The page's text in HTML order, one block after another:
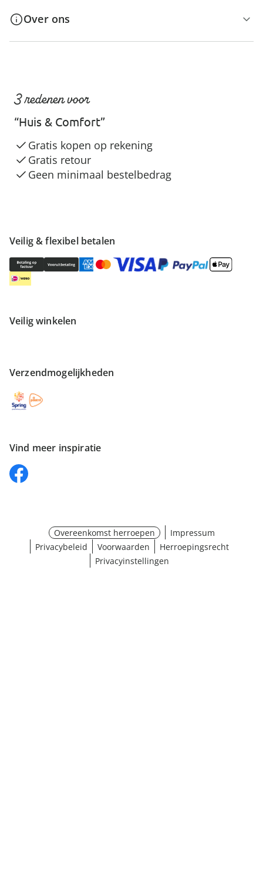
Over ons
Veilig & flexibel betalen
Veilig winkelen
Verzendmogelijkheden
Vind meer inspiratie
3 redenen voor
“Huis & Comfort”
Gratis kopen op rekening
Gratis retour
Geen minimaal bestelbedrag
Overeenkomst herroepen
Impressum
Privacybeleid
Voorwaarden
Herroepingsrecht
Privacyinstellingen